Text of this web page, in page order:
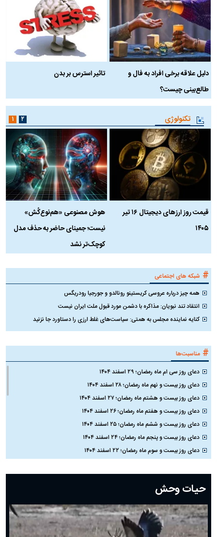
دلیل علاقه برخی افراد به فال و
طالع‌بینی چیست؟
تاثیر استرس بر بدن
تکنولوژی
قیمت روز ارز‌های دیجیتال ۱۶ تیر
۱۴۰۵
هوش مصنوعی «هم‌نوع‌کُش»
نیست؛ جمینای حاضر به حذف مدل
کوچک‌تر نشد
۱ ۲
# شبکه های اجتماعی
همه چیز درباره عروسی کریستینو رونالدو و جورجیا رودریگس
انتقاد تند نبویان: مذاکره با دشمن مورد قبول ملت ایران نیست
کنایه نماینده مجلس به همتی: سیاست‌های غلط ارزی را دستاورد جا نزنید
# مناسبت‌ها
دعای روز سی ام ماه رمضان؛ ۲۹ اسفند ۱۴۰۴
دعای روز بیست و نهم ماه رمضان؛ ۲۸ اسفند ۱۴۰۴
دعای روز بیست و هشتم ماه رمضان؛ ۲۷ اسفند ۱۴۰۴
دعای روز بیست و هفتم ماه رمضان؛ ۲۶ اسفند ۱۴۰۴
دعای روز بیست و ششم ماه رمضان؛ ۲۵ اسفند ۱۴۰۴
دعای روز بیست و پنجم ماه رمضان؛ ۲۴ اسفند ۱۴۰۴
دعای روز بیست و سوم ماه رمضان؛ ۲۲ اسفند ۱۴۰۴
دعای روز بیستم ماه رمضان؛ ۱۹ اسفند ۱۴۰۴
دعای روز هشتم ماه مبارک رمضان؛ ۷ اسفند ماه ۱۴۰۴
دعای روز هفتم ماه رمضان؛ ۶ اسفند ۱۴۰۴
دعای روز ششم ماه رمضان؛ ۵ اسفند ۱۴۰۴
دعای روز پنجم ماه رمضان؛ ۴ اسفند ۱۴۰۴
حیات وحش